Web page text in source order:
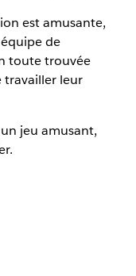
est amusante,
de
toute trouvée
travailler leur
un jeu amusant,